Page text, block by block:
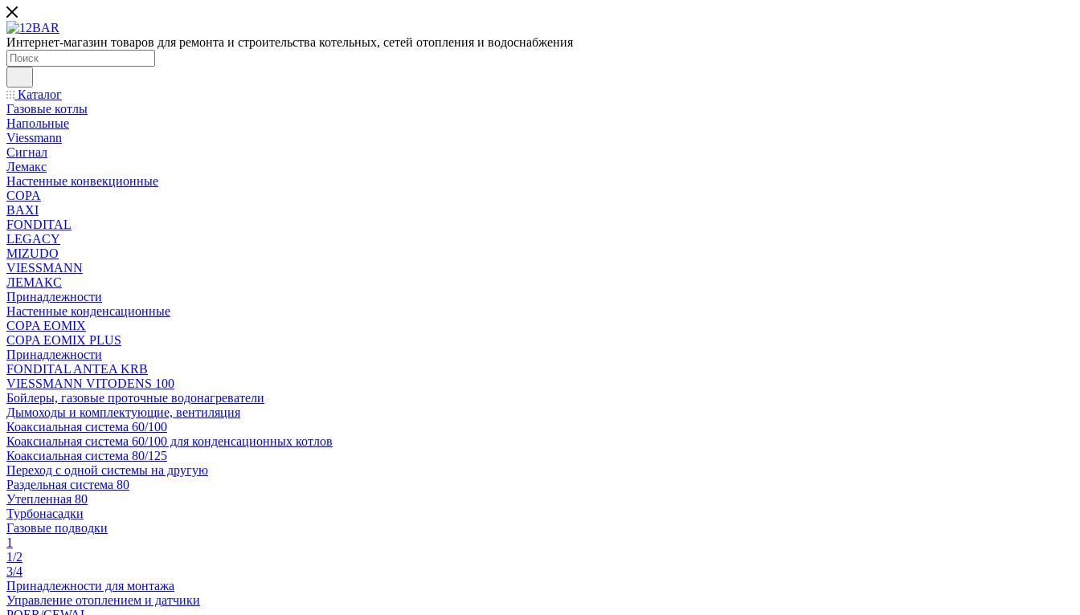
Интернет-магазин товаров для ремонта и строительства котельных, сетей отопления и водоснабжения
Каталог
Газовые котлы
Напольные
Viessmann
Сигнал
Лемакс
Настенные конвекционные
COPA
BAXI
FONDITAL
LEGACY
MIZUDO
VIESSMANN
ЛЕМАКС
Принадлежности
Настенные конденсационные
COPA EOMIX
COPA EOMIX PLUS
Принадлежности
FONDITAL ANTEA KRB
VIESSMANN VITODENS 100
Бойлеры, газовые проточные водонагреватели
Дымоходы и комплектующие, вентиляция
Коаксиальная система 60/100
Коаксиальная система 60/100 для конденсационных котлов
Коаксиальная система 80/125
Переход с одной системы на другую
Раздельная система 80
Утепленная 80
Турбонасадки
Газовые подводки
1
1/2
3/4
Принадлежности для монтажа
Управление отоплением и датчики